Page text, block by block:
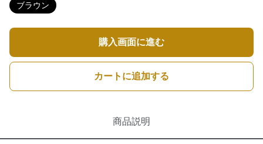
ブラウン
購入画面に進む
カートに追加する
商品説明